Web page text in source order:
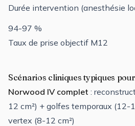
Durée intervention (anesthésie
94-97 %
Taux de prise objectif M12
Scénarios cliniques typiques
Norwood IV complet :
12 cm²) + golfes temporaux (12-
vertex (8-12 cm²)